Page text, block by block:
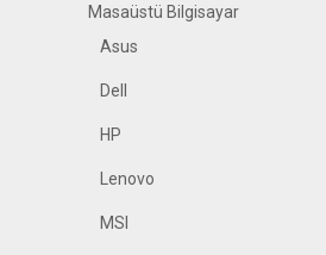
Masaüstü Bilgisayar
Asus
Dell
HP
Lenovo
MSI